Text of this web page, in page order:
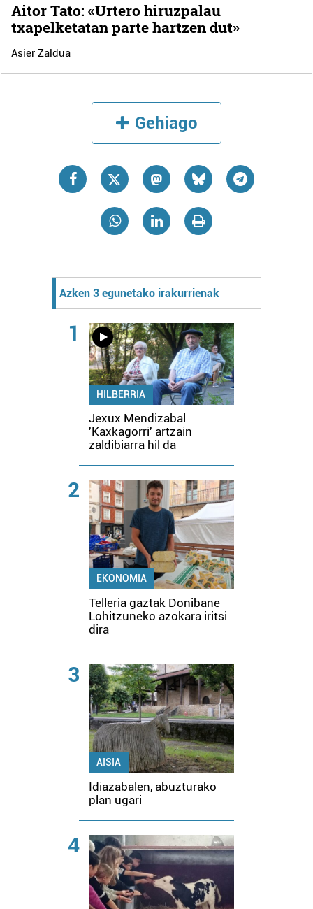
Aitor Tato: «Urtero hiruzpalau
txapelketatan parte hartzen dut»
Asier Zaldua
Gehiago
Azken 3 egunetako irakurrienak
1
HILBERRIA
Jexux Mendizabal
'Kaxkagorri' artzain
zaldibiarra hil da
2
EKONOMIA
Telleria gaztak Donibane
Lohitzuneko azokara iritsi
dira
3
AISIA
Idiazabalen, abuzturako
plan ugari
4